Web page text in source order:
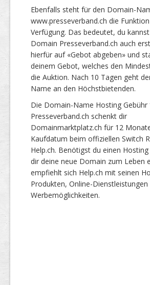
Ebenfalls steht für den Domain-
www.presseverband.ch die
Verfügung. Das bedeutet, du
Domain Presseverband.ch auch
hierfür auf «Gebot abgeben» und
deinem Gebot, welches den
die Auktion. Nach 10 Tagen geht
Name an den Höchstbietenden.
Die Domain-Name Hosting Gebühr
Presseverband.ch schenkt dir
Domainmarktplatz.ch für 12
Kaufdatum beim offiziellen Switch
Help.ch. Benötigst du einen
dir deine neue Domain zum Leben
empfiehlt sich Help.ch mit seinen
Produkten, Online-Dienstleistungen
Werbemöglichkeiten.